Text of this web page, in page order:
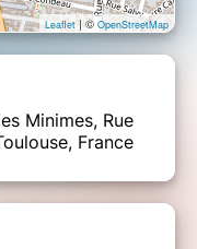
Leaflet | © OpenStreetMap
Minimes, Rue
France